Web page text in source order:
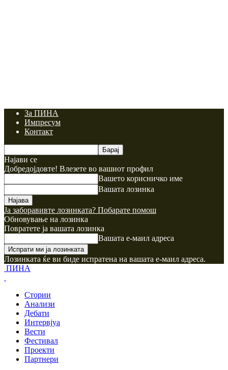
За ПИНА
Импресум
Контакт
Најави се
Добредојдовте! Влезете во вашиот профил
Вашето корисничко име
Вашата лозинка
Ја заборавивте лозинката? Побарате помош
Обновување на лозинка
Повратете ја вашата лозинка
Вашата е-маил адреса
Лозинката ќе ви биде испратена на вашата е-маил адреса.
ПИНА
Стории
Анализи
Дебати
Интервјуа
Вести
Фестивал
Проекти
Партнери